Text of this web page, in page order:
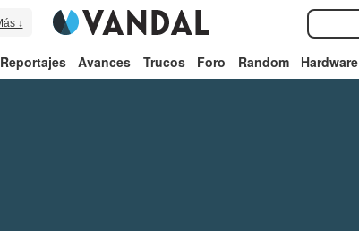
↓
Reportajes Avances Trucos Foro Random Hardware